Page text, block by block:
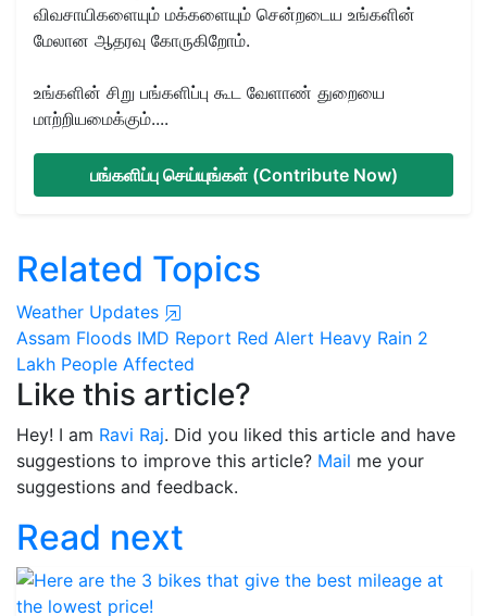
விவசாயிகளையும் மக்களையும் சென்றடைய உங்களின்
மேலான ஆதரவு கோருகிறோம்.
உங்களின் சிறு பங்களிப்பு கூட வேளாண் துறையை
மாற்றியமைக்கும்....
பங்களிப்பு செய்யுங்கள் (Contribute Now)
Related Topics
Weather Updates
Assam Floods IMD Report Red Alert Heavy Rain 2
Lakh People Affected
Like this article?
Hey! I am Ravi Raj. Did you liked this article and have
suggestions to improve this article? Mail me your
suggestions and feedback.
Read next